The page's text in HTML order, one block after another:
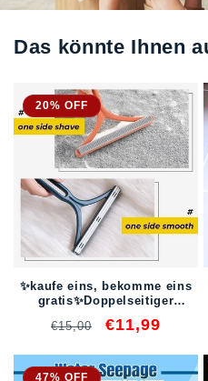
Das könnte Ihnen
20% OFF
✨kaufe eins, bekomme eins
gratis✨Doppelseitiger
Normaler
€15,00 Verkaufspreis
€11,99
47% OFF